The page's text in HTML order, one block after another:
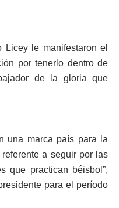
Licey le manifestaron el
por tenerlo dentro de
de la gloria que
una marca país para la
a seguir por las
que practican béisbol”,
para el período